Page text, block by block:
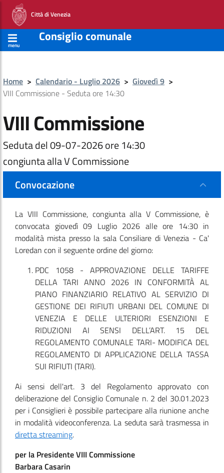
Città di Venezia
menu
Consiglio comunale
Home > Calendario - Luglio 2026 > Giovedì 9 >
VIII Commissione - Seduta ore 14:30
VIII Commissione
Seduta del 09-07-2026 ore 14:30
congiunta alla V Commissione
Convocazione
La VIII Commissione, congiunta alla V Commissione, è
convocata giovedì 09 Luglio 2026 alle ore 14:30 in
modalità mista presso la sala Consiliare di Venezia - Ca'
Loredan con il seguente ordine del giorno:
PDC 1058 - APPROVAZIONE DELLE TARIFFE
DELLA TARI ANNO 2026 IN CONFORMITÀ AL
PIANO FINANZIARIO RELATIVO AL SERVIZIO DI
GESTIONE DEI RIFIUTI URBANI DEL COMUNE DI
VENEZIA E DELLE ULTERIORI ESENZIONI E
RIDUZIONI AI SENSI DELL’ART. 15 DEL
REGOLAMENTO COMUNALE TARI- MODIFICA DEL
REGOLAMENTO DI APPLICAZIONE DELLA TASSA
SUI RIFIUTI (TARI).
Ai sensi dell'art. 3 del Regolamento approvato con
deliberazione del Consiglio Comunale n. 2 del 30.01.2023
per i Consiglieri è possibile partecipare alla riunione anche
in modalità videoconferenza. La seduta sarà trasmessa in
diretta streaming.
per la Presidente VIII Commissione
Barbara Casarin